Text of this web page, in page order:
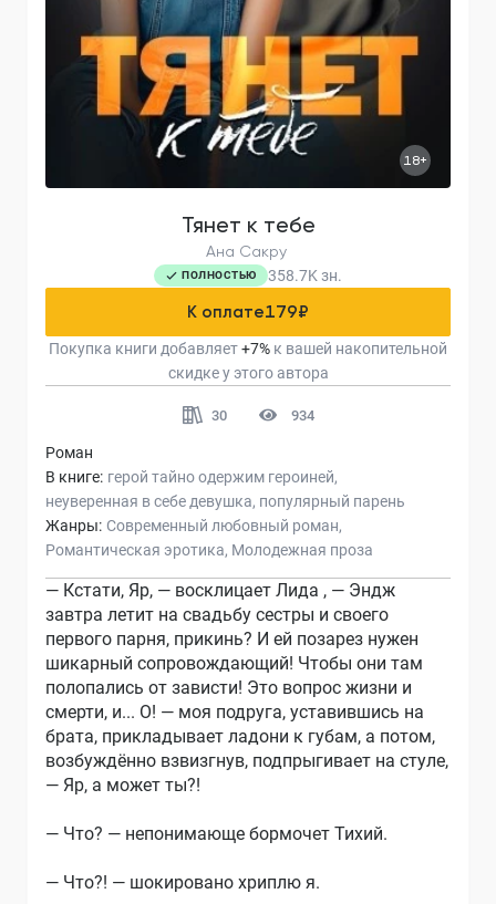
18+
Тянет к тебе
Ана Сакру
ПОЛНОСТЬЮ 358.7K зн.
К оплате179₽
Покупка книги добавляет+7% к вашей накопительной
скидке у этого автора
30 934
Роман
В книге: герой тайно одержим героиней
неуверенная в себе девушка популярный парень
Жанры: Современный любовный роман
Романтическая эротика Молодежная проза
— Кстати, Яр, — восклицает Лида , — Эндж
завтра летит на свадьбу сестры и своего
первого парня, прикинь? И ей позарез нужен
шикарный сопровождающий! Чтобы они там
полопались от зависти! Это вопрос жизни и
смерти, и... О! — моя подруга, уставившись на
брата, прикладывает ладони к губам, а потом,
возбуждённо взвизгнув, подпрыгивает на стуле,
— Яр, а может ты?!
— Что? — непонимающе бормочет Тихий.
— Что?! — шокировано хриплю я.